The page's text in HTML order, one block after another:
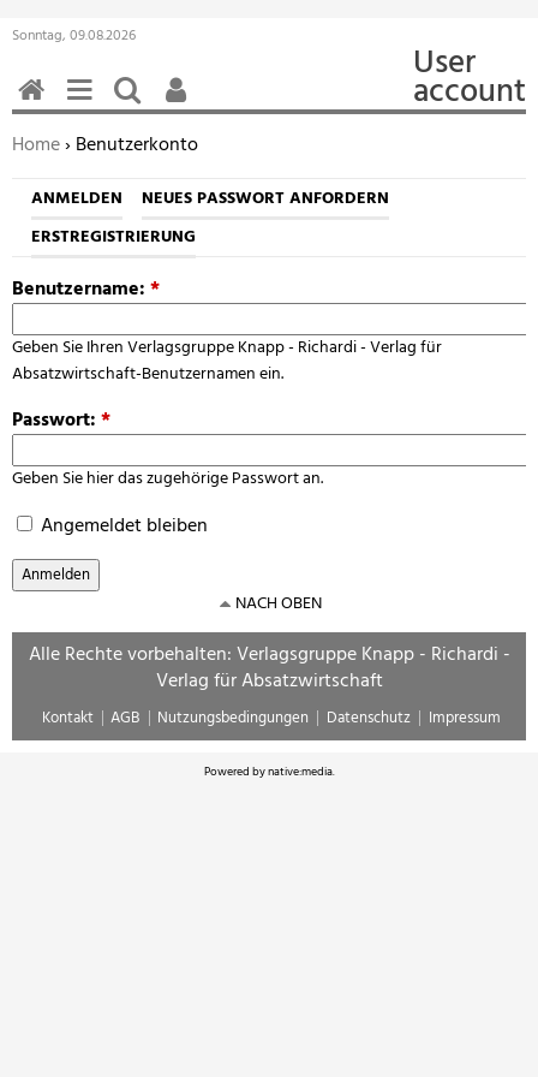
Sonntag, 09.08.2026
User
account
Sie befinden sich hier:
Home› Benutzerkonto
ANMELDEN
NEUES PASSWORT ANFORDERN
ERSTREGISTRIERUNG
Benutzername:*
Geben Sie Ihren Verlagsgruppe Knapp - Richardi - Verlag für
Absatzwirtschaft-Benutzernamen ein.
Passwort:*
Geben Sie hier das zugehörige Passwort an.
Angemeldet bleiben
HOMEMENÜSUCHEN
BENUTZERFUNKTIONEN
NACH OBEN
Alle Rechte vorbehalten: Verlagsgruppe Knapp - Richardi -
Verlag für Absatzwirtschaft
Kontakt AGB Nutzungsbedingungen Datenschutz Impressum
Powered bynative:media.